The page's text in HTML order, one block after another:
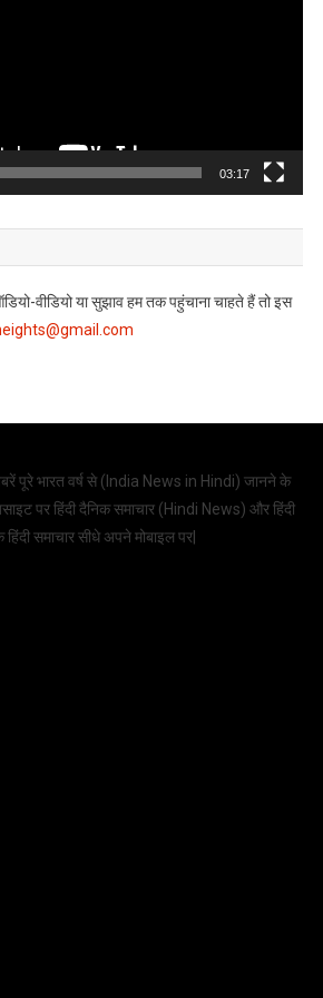
03:17
वीडियो या सुझाव हम तक पहुंचाना चाहते हैं तो इस
पूरे भारत वर्ष से ( India News in Hindi) जानने के
पर हिंदी दैनिक समाचार (Hindi News) और हिंदी
समाचार सीधे अपने मोबाइल पर|